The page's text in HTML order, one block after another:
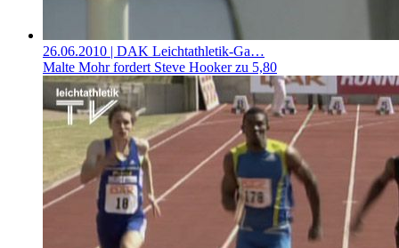
26.06.2010 | DAK Leichtathletik-Ga…
Malte Mohr fordert Steve Hooker zu 5,80